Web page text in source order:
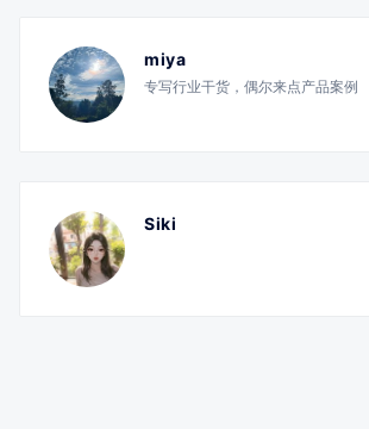
miya
专写行业干货，偶尔来点产品案例
Siki